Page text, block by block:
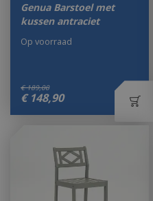
Genua Barstoel met
kussen antraciet
€ 189,00
€ 148,90
Op voorraad